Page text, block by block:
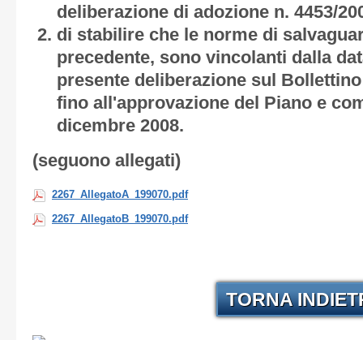
deliberazione di adozione n. 4453/
di stabilire che le norme di
precedente, sono vincolanti dalla
presente deliberazione sul
fino all'approvazione del Piano e
dicembre 2008.
(seguono allegati)
2267_AllegatoA_199070.pdf
2267_AllegatoB_199070.pdf
TORNA